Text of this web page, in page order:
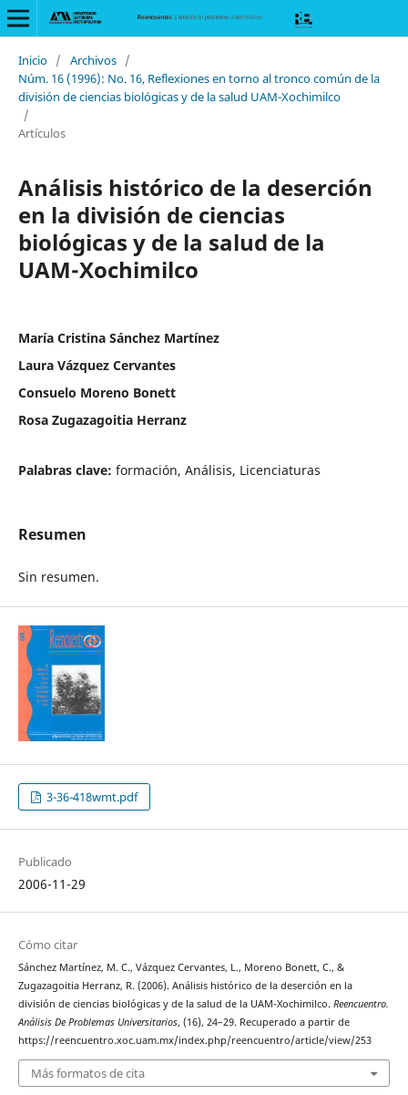
Inicio / Archivos /
Núm. 16 (1996): No. 16, Reflexiones en torno al tronco común de la
división de ciencias biológicas y de la salud UAM-Xochimilco
/
Artículos
Análisis histórico de la deserción
en la división de ciencias
biológicas y de la salud de la
UAM-Xochimilco
María Cristina Sánchez Martínez
Laura Vázquez Cervantes
Consuelo Moreno Bonett
Rosa Zugazagoitia Herranz
Palabras clave: formación, Análisis, Licenciaturas
Resumen
Sin resumen.
3-36-418wmt.pdf
Publicado
2006-11-29
Cómo citar
Sánchez Martínez, M. C., Vázquez Cervantes, L., Moreno Bonett, C., &
Zugazagoitia Herranz, R. (2006). Análisis histórico de la deserción en la
división de ciencias biológicas y de la salud de la UAM-Xochimilco. Reencuentro.
Análisis De Problemas Universitarios, (16), 24–29. Recuperado a partir de
https://reencuentro.xoc.uam.mx/index.php/reencuentro/article/view/253
Más formatos de cita